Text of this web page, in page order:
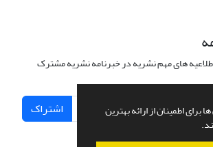
اطمینان از ارائه بهترین
های مهم نشریه در خبرنامه نشریه مشترک
اشتراک